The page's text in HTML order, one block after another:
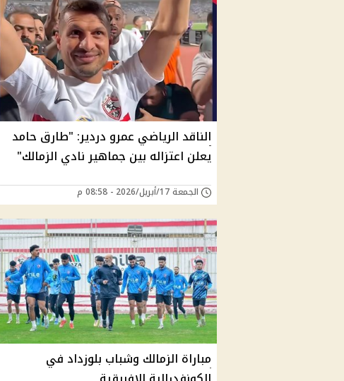
الناقد الرياضي عمرو دردير: "طارق حامد
يعلن اعتزاله بين جماهير نادي الزمالك"
الجمعة 17/أبريل/2026 - 08:58 م
مباراة الزمالك وشباب بلوزداد في